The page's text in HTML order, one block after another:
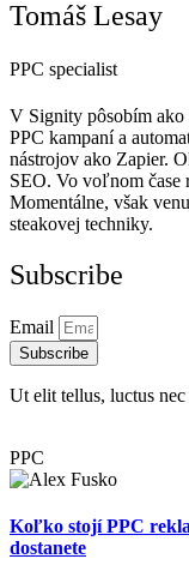
Tomáš Lesay
PPC specialist
V Signity pôsobím ako
PPC kampaní a
nástrojov ako Zapier.
SEO. Vo voľnom čase
Momentálne, však
steakovej techniky.
Subscribe
Email
Subscribe
Ut elit tellus, luctus
PPC
Koľko stojí PPC
dostanete